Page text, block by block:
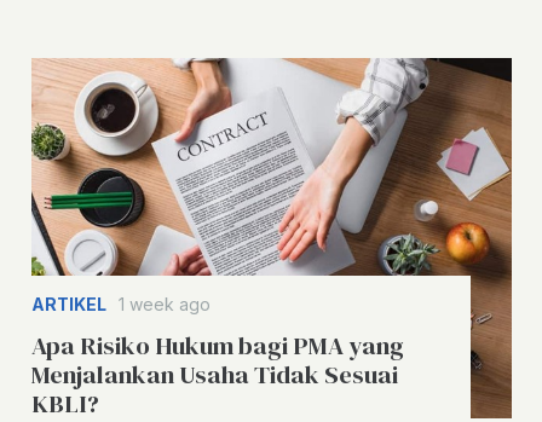
ARTIKEL 1 week ago
Apa Risiko Hukum bagi PMA yang
Menjalankan Usaha Tidak Sesuai
KBLI?